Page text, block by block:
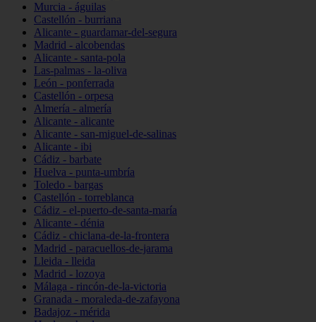
Murcia - águilas
Castellón - burriana
Alicante - guardamar-del-segura
Madrid - alcobendas
Alicante - santa-pola
Las-palmas - la-oliva
León - ponferrada
Castellón - orpesa
Almería - almería
Alicante - alicante
Alicante - san-miguel-de-salinas
Alicante - ibi
Cádiz - barbate
Huelva - punta-umbría
Toledo - bargas
Castellón - torreblanca
Cádiz - el-puerto-de-santa-maría
Alicante - dénia
Cádiz - chiclana-de-la-frontera
Madrid - paracuellos-de-jarama
Lleida - lleida
Madrid - lozoya
Málaga - rincón-de-la-victoria
Granada - moraleda-de-zafayona
Badajoz - mérida